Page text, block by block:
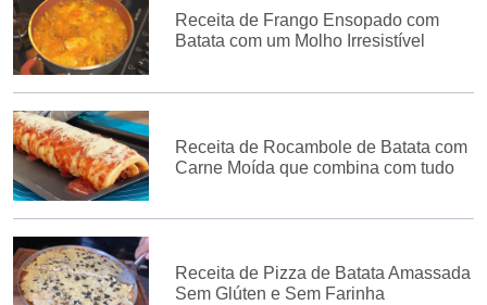
Receita de Frango Ensopado com
Batata com um Molho Irresistível
Receita de Rocambole de Batata com
Carne Moída que combina com tudo
Receita de Pizza de Batata Amassada
Sem Glúten e Sem Farinha